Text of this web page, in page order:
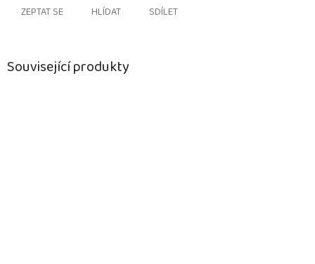
ZEPTAT SE HLÍDAT SDÍLET
Související produkty